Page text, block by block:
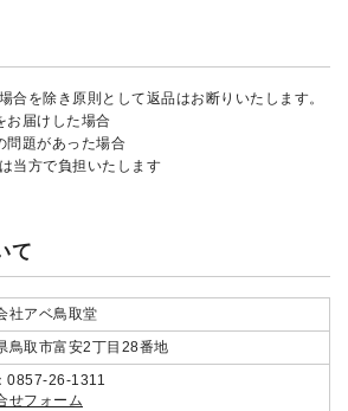
合を除き原則として返品はお断りいたします。
お届けした場合
問題があった場合
当方で負担いたします
て
社アベ鳥取堂
鳥取市富安2丁目28番地
0857-26-1311
せフォーム